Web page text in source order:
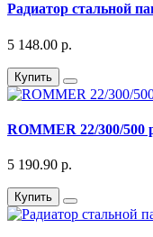
Радиатор стальной
5 148.00 р.
Купить
ROMMER 22/300/500
5 190.90 р.
Купить